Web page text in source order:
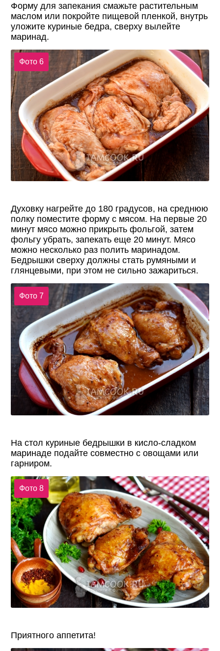
Форму для запекания смажьте растительным
маслом или покройте пищевой пленкой, внутрь
уложите куриные бедра, сверху вылейте
маринад.
Фото 6
Духовку нагрейте до 180 градусов, на среднюю
полку поместите форму с мясом. На первые 20
минут мясо можно прикрыть фольгой, затем
фольгу убрать, запекать еще 20 минут. Мясо
можно несколько раз полить маринадом.
Бедрышки сверху должны стать румяными и
глянцевыми, при этом не сильно зажариться.
Фото 7
На стол куриные бедрышки в кисло-сладком
маринаде подайте совместно с овощами или
гарниром.
Фото 8
Приятного аппетита!